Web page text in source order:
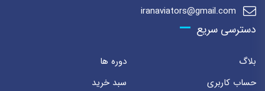
iranaviators@gmail.com
دسترسی سریع
بلاگ
دوره ها
حساب کاربری
سبد خرید